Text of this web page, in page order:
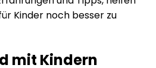
Kinder noch besser zu
mit Kindern